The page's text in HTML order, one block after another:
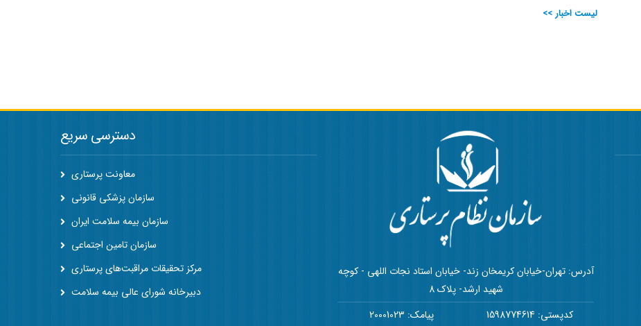
لیست اخبار >>
آدرس: تهران-خیابان کریمخان زند- خیابان استاد نجات اللهی - کوچه
شهید ارشد- پلاک 8
کدپستی: 1598774614
پیامک: 20001023
دسترسی سریع
معاونت پرستاری
سازمان پزشکی قانونی
سازمان بیمه سلامت ایران
سازمان تامین اجتماعی
مرکز تحقیقات مراقبت‌های پرستاری
دبیرخانه شورای عالی بیمه سلامت